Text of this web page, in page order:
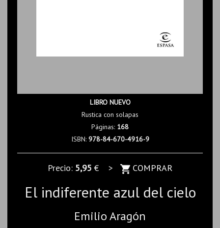
LIBRO NUEVO
Rustica con solapas
Páginas: 168
ISBN: 978-84-670-4916-9
Precio: 5,95 € > COMPRAR
El indiferente azul del cielo
Emilio Aragón